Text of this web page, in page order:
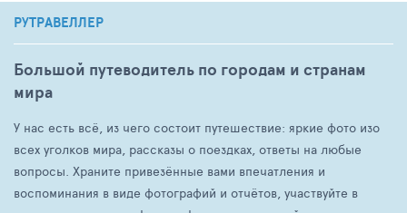
РУТРАВЕЛЛЕР
Большой путеводитель по городам и странам
мира
У нас есть всё, из чего состоит путешествие: яркие фото изо
всех уголков мира, рассказы о поездках, ответы на любые
вопросы. Храните привезённые вами впечатления и
воспоминания в виде фотографий и отчётов, участвуйте в